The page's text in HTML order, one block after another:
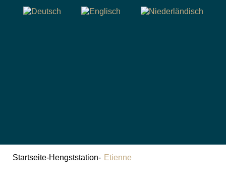
Startseite-Hengststation- Etienne